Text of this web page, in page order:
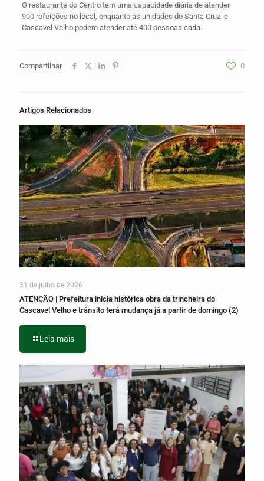
O restaurante do Centro tem uma capacidade diária de atender
900 refeições no local, enquanto as unidades do Santa Cruz e
Cascavel Velho podem atender até 400 pessoas cada.
Compartilhar 0
Artigos Relacionados
31 de julho de 2026
ATENÇÃO | Prefeitura inicia histórica obra da trincheira do
Cascavel Velho e trânsito terá mudança já a partir de domingo (2)
Leia mais